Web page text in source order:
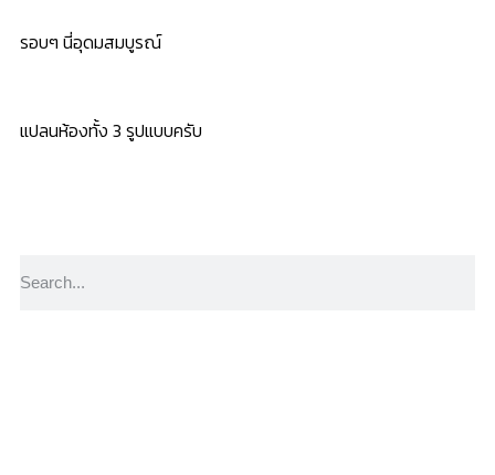
รอบๆ นี่อุดมสมบูรณ์
แปลนห้องทั้ง 3 รูปแบบครับ